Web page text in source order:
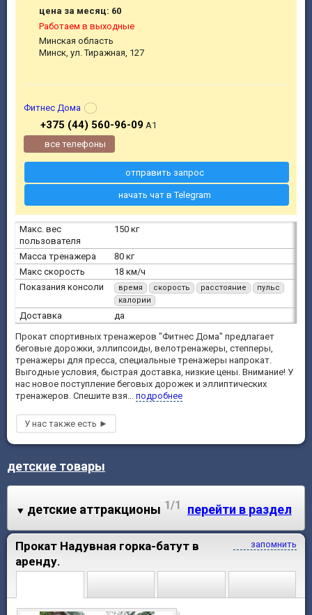
Макс. вес
пользователя
150 кг
Масса тренажера
80 кг
Макс скорость
18 км/ч
Показания консоли
время скорость расстояние
пульс
калории
Доставка
да
Прокат спортивных тренажеров "Фитнес Дома" предлагает
беговые дорожки, эллипсоиды, велотренажеры, степперы,
тренажеры для пресса, специальные тренажеры напрокат.
Выгодные условия, быстрая доставка, низкие цены. Внимание! У
нас новое поступление беговых дорожек и эллиптических
тренажеров. Спешите взя... подробнее
цена за месяц: 60
Работаем в выходные
Минская область
Минск, ул. Тиражная, 127
Фитнес Дома
+375 (44) 560-96-09A1
все телефоны
отправить запрос
начать чат в Telegram
детские товары
детские аттракционы 1/1 перейти в раздел
запомнить
Прокат Надувная горка-батут в
аренду.